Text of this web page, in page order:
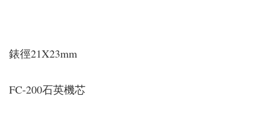
錶徑21X23mm
FC-200石英機芯